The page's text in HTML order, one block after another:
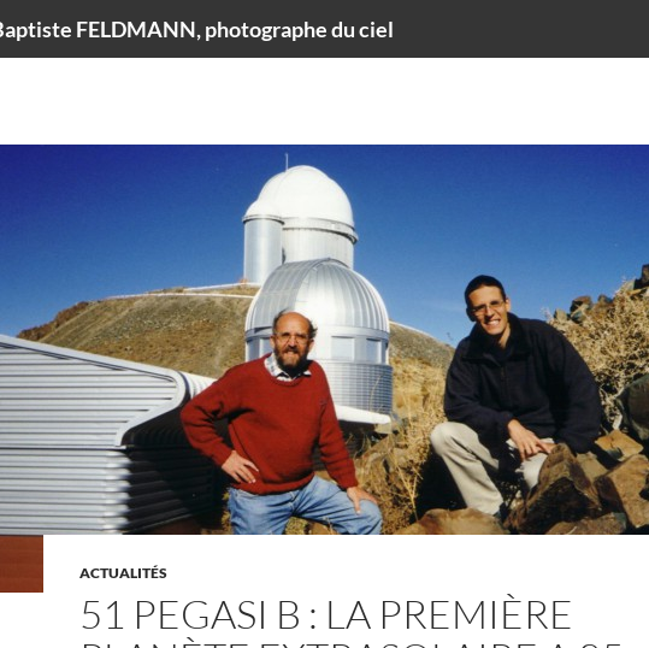
FELDMANN, photographe du ciel
ACTUALITÉS
51 PEGASI B : LA PREMIÈRE